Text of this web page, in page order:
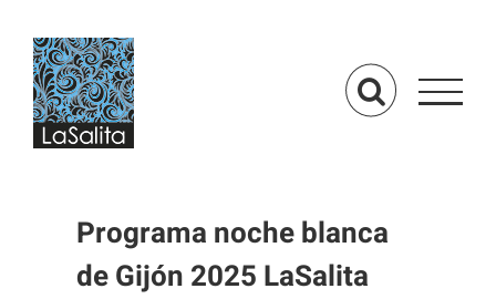
contenido
Programa noche blanca
de Gijón 2025 LaSalita